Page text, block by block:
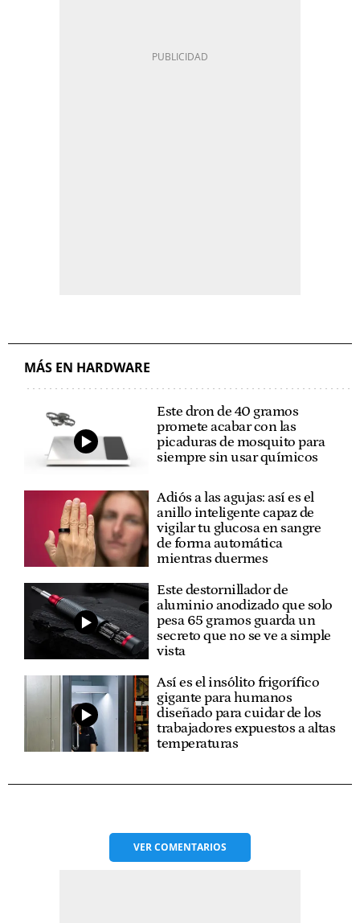
MÁS EN HARDWARE
Este dron de 40 gramos
promete acabar con las
picaduras de mosquito para
siempre sin usar químicos
Adiós a las agujas: así es el
anillo inteligente capaz de
vigilar tu glucosa en sangre
de forma automática
mientras duermes
Este destornillador de
aluminio anodizado que solo
pesa 65 gramos guarda un
secreto que no se ve a simple
vista
Así es el insólito frigorífico
gigante para humanos
diseñado para cuidar de los
trabajadores expuestos a altas
temperaturas
VERCOMENTARIOS